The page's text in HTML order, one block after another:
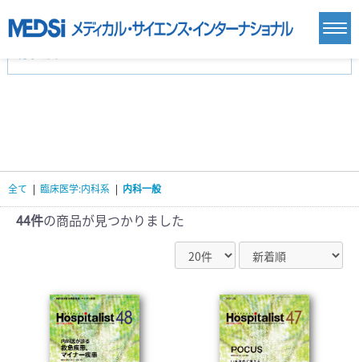
臨床医学:一般(359) 臨床医学:内科系(407)
基礎医学(93)
看護学(21)
医療技術(16)
栄養学(0)
薬学(7)
医学一般(91) マルチメディア(0)
全て | 臨床医学:内科系 | 内科一般
44件の商品が見つかりました